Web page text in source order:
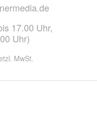
17.00 Uhr,
Uhr)
MwSt.